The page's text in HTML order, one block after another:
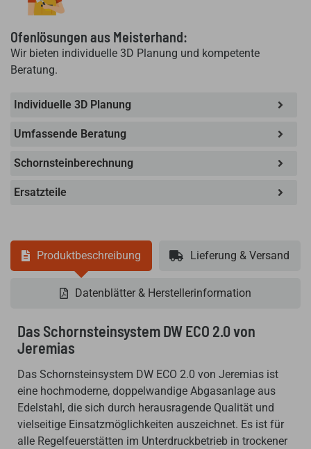
Ofenlösungen aus Meisterhand:
Wir bieten individuelle 3D Planung und kompetente
Beratung.
Individuelle 3D Planung
Umfassende Beratung
Schornsteinberechnung
Ersatzteile
Produktbeschreibung Lieferung & Versand
Datenblätter & Herstellerinformation
Das Schornsteinsystem DW ECO 2.0 von
Jeremias
Das Schornsteinsystem DW ECO 2.0 von Jeremias ist
eine hochmoderne, doppelwandige Abgasanlage aus
Edelstahl, die sich durch herausragende Qualität und
vielseitige Einsatzmöglichkeiten auszeichnet. Es ist für
alle Regelfeuerstätten im Unterdruckbetrieb in trockener